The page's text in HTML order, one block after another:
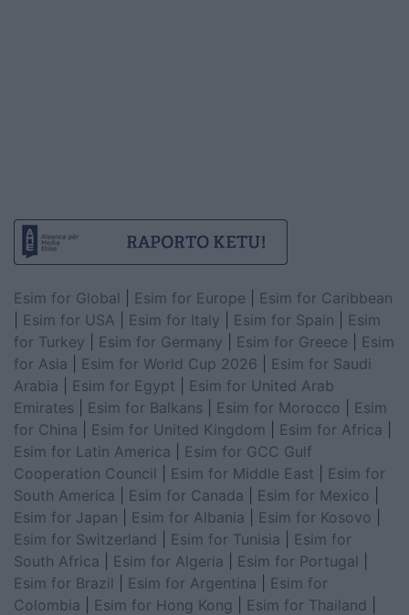
Esim for Global Esim for Europe
Esim for Caribbean
Esim for USA Esim for Italy Esim for Spain
Esim
for Turkey
Esim for Germany Esim for Greece
Esim
for Asia
Esim for World Cup 2026
Esim for Saudi
Arabia
Esim for Egypt
Esim for United Arab
Emirates
Esim for Balkans Esim for Morocco
Esim
for China
Esim for United Kingdom Esim for Africa
Esim for Latin America
Esim for GCC Gulf
Cooperation Council
Esim for Middle East
Esim for
South America
Esim for Canada Esim for Mexico
Esim for Japan
Esim for Albania Esim for Kosovo
Esim for Switzerland
Esim for Tunisia
Esim for
South Africa
Esim for Algeria Esim for Portugal
Esim for Brazil
Esim for Argentina
Esim for
Colombia
Esim for Hong Kong Esim for Thailand